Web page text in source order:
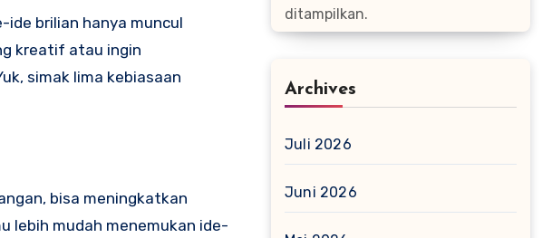
ide brilian hanya muncul
kreatif atau ingin
simak lima kebiasaan
bisa meningkatkan
lebih mudah menemukan ide-
ditampilkan.
Archives
Juli 2026
Juni 2026